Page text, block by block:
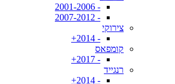
- 2001-2006
- 2007-2012
צירוקי
- 2014+
קומפאס
- 2017+
רנגייד
- 2014+